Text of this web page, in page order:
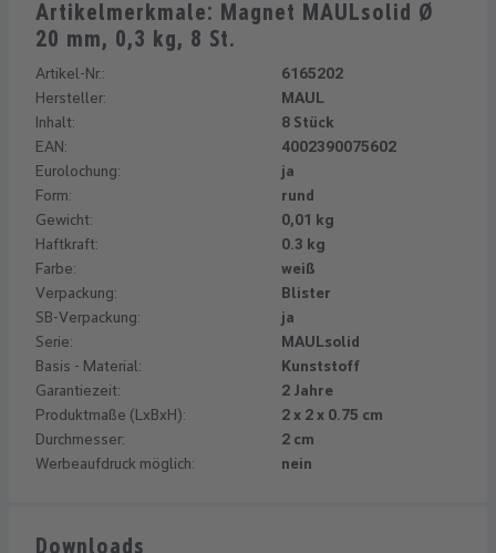
Artikelmerkmale: Magnet MAULsolid Ø
20 mm, 0,3 kg, 8 St.
Artikel-Nr.:
6165202
Hersteller:
MAUL
Inhalt:
8 Stück
EAN:
4002390075602
Eurolochung:
ja
Form:
rund
Gewicht:
0,01 kg
Haftkraft:
0.3 kg
Farbe:
weiß
Verpackung:
Blister
SB-Verpackung:
ja
Serie:
MAULsolid
Basis - Material:
Kunststoff
Garantiezeit:
2 Jahre
Produktmaße (LxBxH):
2 x 2 x 0.75 cm
Durchmesser:
2 cm
Werbeaufdruck möglich:
nein
Downloads